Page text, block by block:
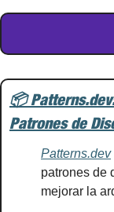
📦
Patrones de
Patterns.dev
patrones de
mejorar la